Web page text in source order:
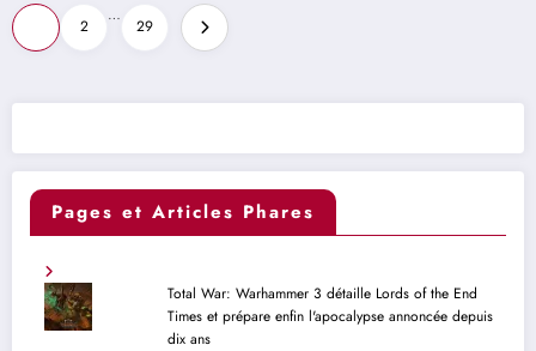
Pagination
des
publications
2
…
29
Pages et Articles Phares
Total War: Warhammer 3 détaille Lords of the End
Times et prépare enfin l'apocalypse annoncée depuis
dix ans